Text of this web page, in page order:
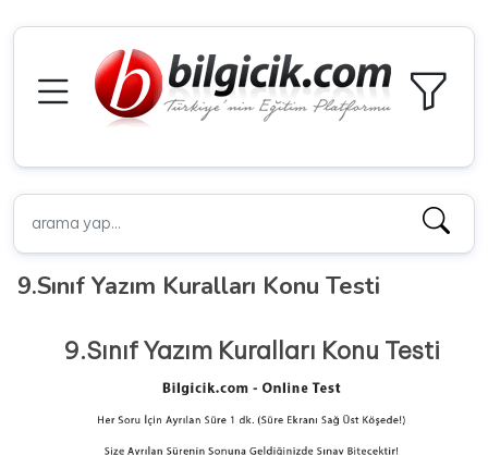
9.Sınıf Yazım Kuralları Konu Testi
9.Sınıf Yazım Kuralları Konu Testi